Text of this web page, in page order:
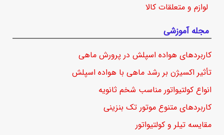
لوازم و متعلقات کالا
مجله آموزشی
کاربردهای هواده اسپلش در پرورش ماهی
تأثیر اکسیژن بر رشد ماهی با هواده اسپلش
انواع کولتیواتور مناسب شخم ثانویه
کاربردهای متنوع موتور تک بنزینی
مقایسه تیلر و کولتیواتور